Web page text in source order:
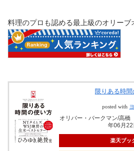
料理のプロも認める最上級のオリーブ
限りある時
posted with
オリバー・バークマン/高
年06月
楽天ブッ